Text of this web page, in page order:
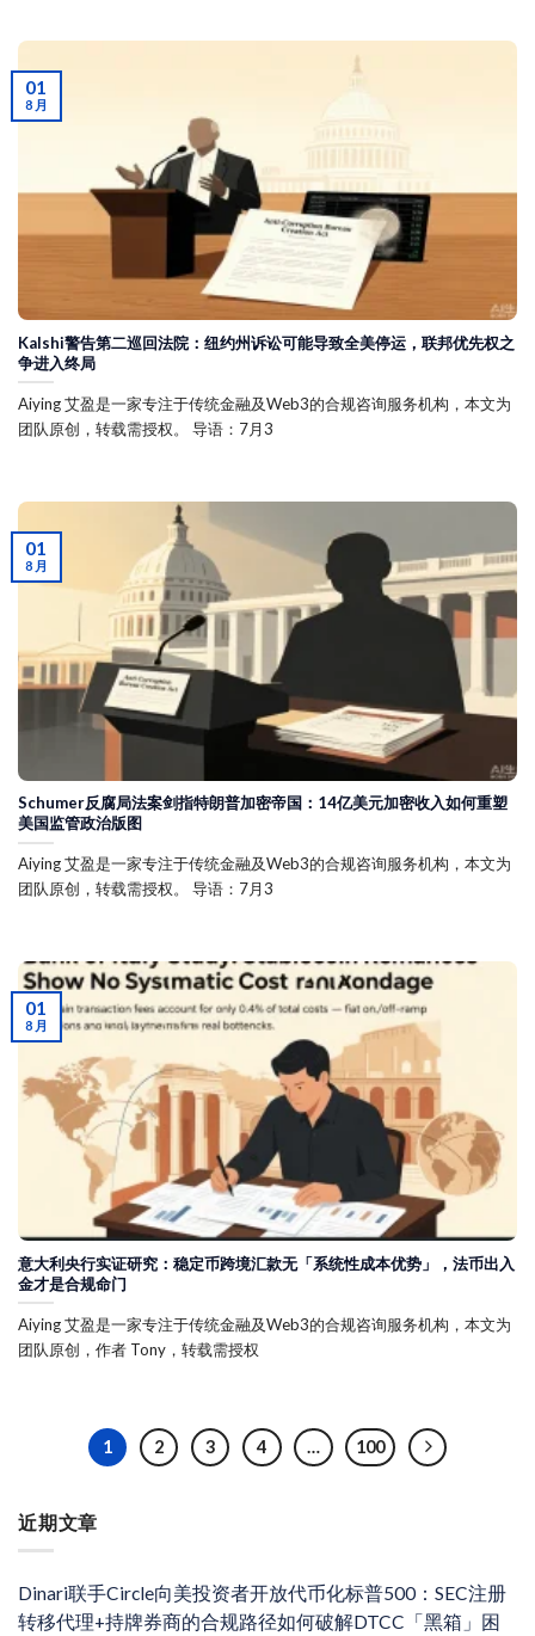
近期文章
Dinari联手Circle向美投资者开放代币化标普500：SEC注册
转移代理+持牌券商的合规路径如何破解DTCC「黑箱」困
Kalshi警告第二巡回法院：纽约州诉讼可能导致全美停运，联邦优先权之
争进入终局
Aiying 艾盈是一家专注于传统金融及Web3的合规咨询服务机构，本文为
团队原创，转载需授权。 导语：7月3
01
8 月
Schumer反腐局法案剑指特朗普加密帝国：14亿美元加密收入如何重塑
美国监管政治版图
Aiying 艾盈是一家专注于传统金融及Web3的合规咨询服务机构，本文为
团队原创，转载需授权。 导语：7月3
01
8 月
意大利央行实证研究：稳定币跨境汇款无「系统性成本优势」，法币出入
金才是合规命门
Aiying 艾盈是一家专注于传统金融及Web3的合规咨询服务机构，本文为
团队原创，作者 Tony，转载需授权
01
8 月
1 2 3 4 … 100